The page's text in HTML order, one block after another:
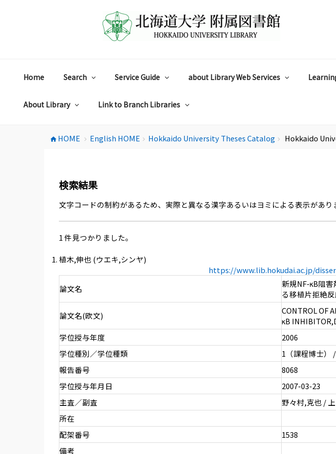
Home Search Service Guide about Library Web Services
About Library Link to Branch Libraries
home HOME chevron_right English HOME chevron_right Hokkaido University Theses Catalog chevron_right Hokkaido
検索結果
文字コードの制約があるため、実際と異なる漢字あるいはヨミによる表示があり
1 件見つかりました。
植木,伸也 (ウエキ,シンヤ)
https://www.lib.hokudai.ac.jp/
論文名
新規NF-κB阻害
る移植片拒絶
論文名(欧文)
CONTROL OF
κB
学位授与年度
2006
学位種別／学位種類
1（課程博士）
報告番号
8068
学位授与年月日
2007-03-23
主査／副査
野々村,克也 /
所在
配架番号
1538
備考